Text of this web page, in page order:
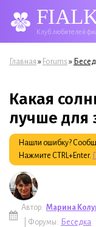
Клуб любителей
Вы здесь
Главная » Forums »
Какая
лучше для
Нашли ошибку?
Нажмите CTRL+Enter.
Автор: Марина
| Форумы: Беседка